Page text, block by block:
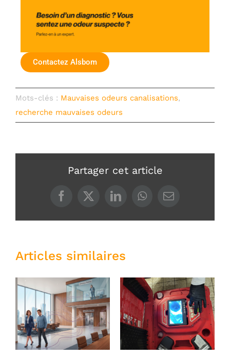
Contactez Alsbom
Mots-clés : Mauvaises odeurs canalisations,
recherche mauvaises odeurs
Partager cet article
Articles similaires